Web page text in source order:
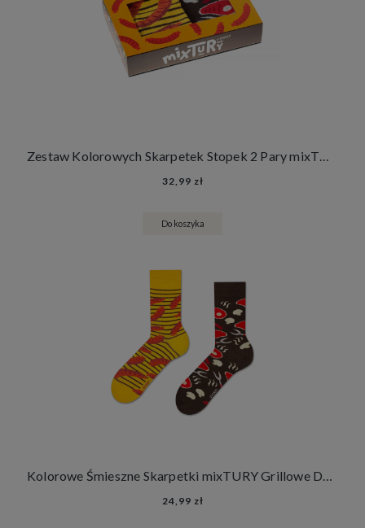
Zestaw Kolorowych Skarpetek Stopek 2 Pary mixTURY Grillowe Śmieszne Damskie Męskie Steki Kiełbaski Grill Jedzenie
32,99 zł
Do koszyka
Kolorowe Śmieszne Skarpetki mixTURY Grillowe Damskie Męskie Długie Steki Kiełbaski Grill Jedzenie
24,99 zł